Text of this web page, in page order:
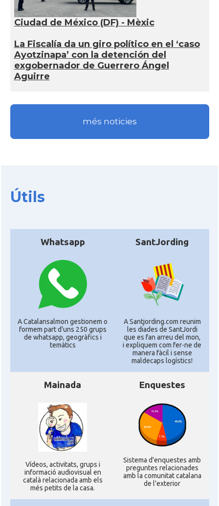
Ciudad de México (DF) - Mèxic
La Fiscalía da un giro político en el ‘caso
Ayotzinapa’ con la detención del
exgobernador de Guerrero Ángel
Aguirre
més noticies
Útils
Whatsapp
A Catalansalmon gestionem o
formem part d'uns 250 grups
de whatsapp, geogràfics i
temàtics
SantJording
A Santjording.com reunim
les diades de SantJordi
que es fan arreu del mon,
i expliquem com fer-ne de
manera fàcil i sense
maldecaps logí­stics!
Mainada
Ví­deos, activitats, grups i
informació audiovisual en
català relacionada amb els
més petits de la casa.
Enquestes
Sistema d'enquestes amb
preguntes relacionades
amb la comunitat catalana
de l'exterior